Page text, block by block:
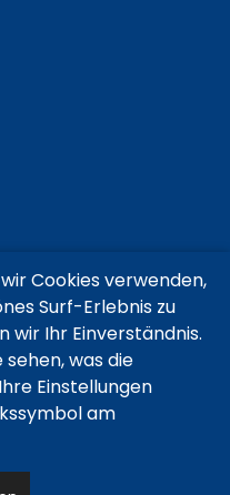
Cookies verwenden,
Surf-Erlebnis zu
wir Ihr Einverständnis.
sehen, was die
Einstellungen
am